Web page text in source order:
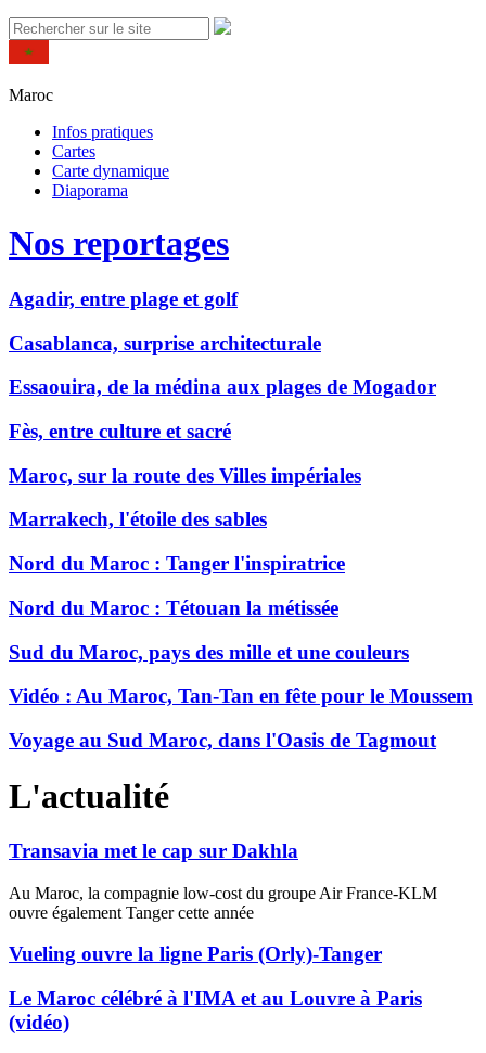
Maroc
Infos pratiques
Cartes
Carte dynamique
Diaporama
Nos reportages
Agadir, entre plage et golf
Casablanca, surprise architecturale
Essaouira, de la médina aux plages de Mogador
Fès, entre culture et sacré
Maroc, sur la route des Villes impériales
Marrakech, l'étoile des sables
Nord du Maroc : Tanger l'inspiratrice
Nord du Maroc : Tétouan la métissée
Sud du Maroc, pays des mille et une couleurs
Vidéo : Au Maroc, Tan-Tan en fête pour le Moussem
Voyage au Sud Maroc, dans l'Oasis de Tagmout
L'actualité
Transavia met le cap sur Dakhla
Au Maroc, la compagnie low-cost du groupe Air France-KLM
ouvre également Tanger cette année
Vueling ouvre la ligne Paris (Orly)-Tanger
Le Maroc célébré à l'IMA et au Louvre à Paris
(vidéo)